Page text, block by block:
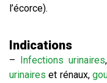
l’écorce).
Indications
– Infections urinaires,
urinaires et rénaux,